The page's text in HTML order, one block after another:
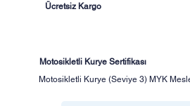
Ücretsiz Kargo
Motosikletli Kurye Sertifikası
Motosikletli Kurye (Seviye 3) MYK